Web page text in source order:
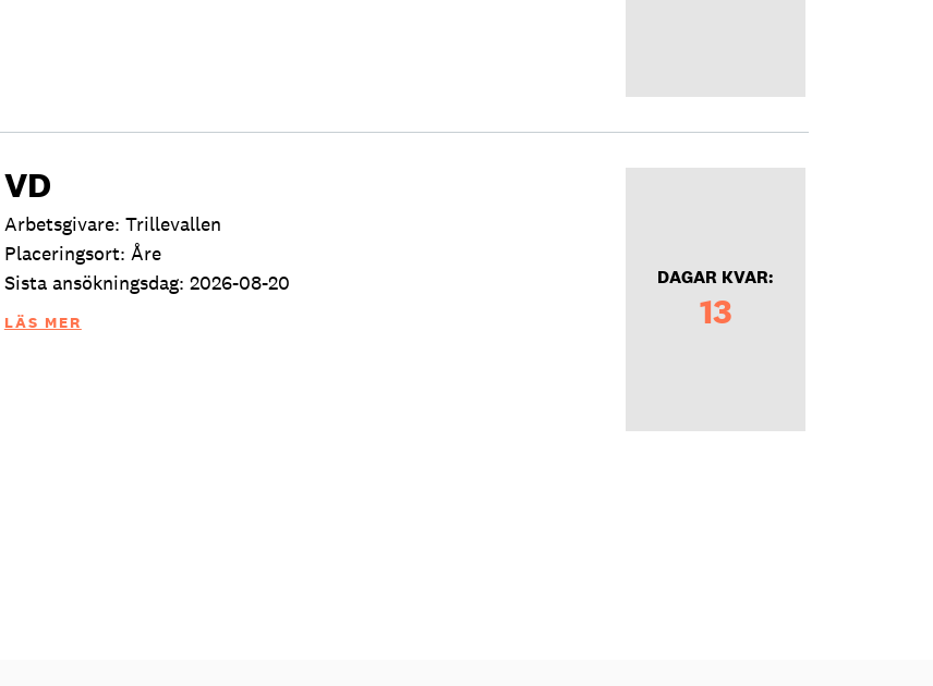
VD
Arbetsgivare: Trillevallen
Placeringsort: Åre
Sista ansökningsdag: 2026-08-20
LÄS MER
DAGAR KVAR:
13